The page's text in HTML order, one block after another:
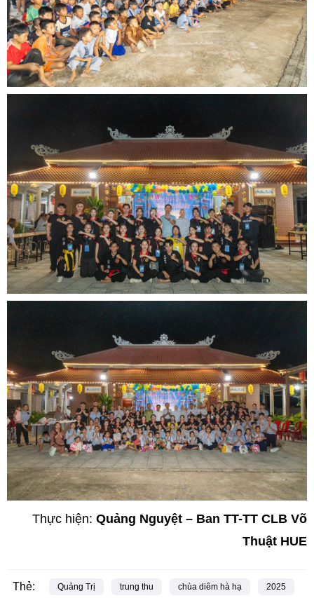
Thực hiện: Quảng Nguyệt – Ban TT-TT CLB Võ
Thuật HUE
Thẻ: Quảng Trị trung thu chùa diêm hà hạ 2025